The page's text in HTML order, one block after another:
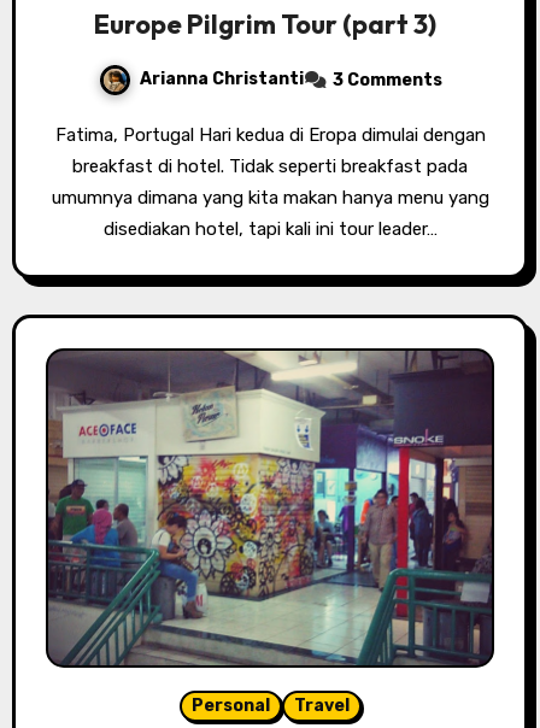
Europe Pilgrim Tour (part 3)
Arianna Christanti 3 Comments
Fatima, Portugal Hari kedua di Eropa dimulai dengan
breakfast di hotel. Tidak seperti breakfast pada
umumnya dimana yang kita makan hanya menu yang
disediakan hotel, tapi kali ini tour leader…
Personal Travel